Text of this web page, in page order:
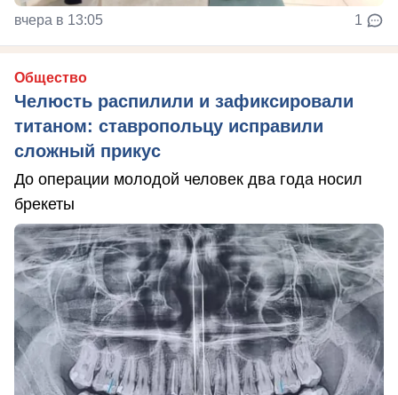
вчера в 13:05 1
Общество
Челюсть распилили и зафиксировали
титаном: ставропольцу исправили
сложный прикус
До операции молодой человек два года носил
брекеты